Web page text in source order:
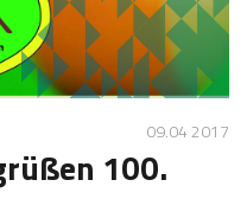
09.04 2017
100.